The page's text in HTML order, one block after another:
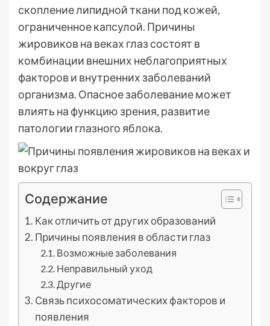
скопление липидной ткани под кожей,
ограниченное капсулой. Причины
жировиков на веках глаз состоят в
комбинации внешних неблагоприятных
факторов и внутренних заболеваний
организма. Опасное заболевание может
влиять на функцию зрения, развитие
патологии глазного яблока.
Содержание
Как отличить от других образований
Причины появления в области глаз
Возможные заболевания
Неправильный уход
Другие
Связь психосоматических факторов и
появления